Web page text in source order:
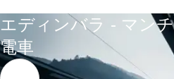
エディンバラ - マン
電車